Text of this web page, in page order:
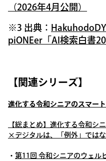
（2026年4月公開）
※3 出典：
piONEer「AI検索白書
【関連シリーズ】
進化する令和シニアのスマー
【総まとめ】進化する令和
×デジタルは、「例外」ではな
・ 第11回 令和シニアのウェル